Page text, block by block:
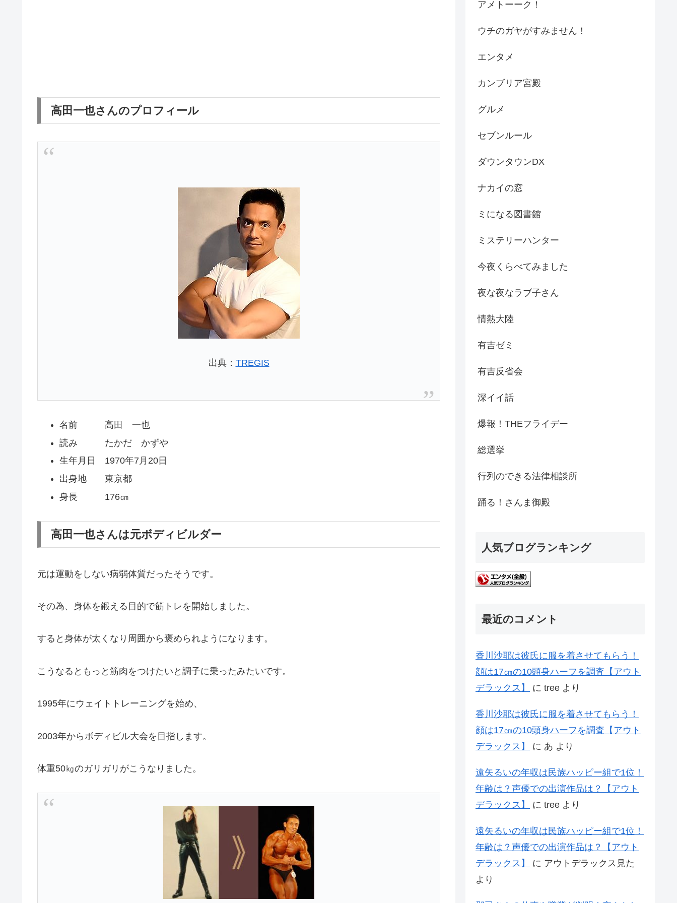
高田一也さんのプロフィール
出典： TREGIS
名前 高田 一也
読み たかだ かずや
生年月日 1970年7月20日
出身地 東京都
身長 176㎝
高田一也さんは元ボディビルダー
元は運動をしない病弱体質だったそうです。
その為、身体を鍛える目的で筋トレを開始しました。
すると身体が太くなり周囲から褒められようになります。
こうなるともっと筋肉をつけたいと調子に乗ったみたいです。
1995年にウェイトトレーニングを始め、
2003年からボディビル大会を目指します。
体重50㎏のガリガリがこうなりました。
アメトーーク！
ウチのガヤがすみません！
エンタメ
カンブリア宮殿
グルメ
セブンルール
ダウンタウンDX
ナカイの窓
ミになる図書館
ミステリーハンター
今夜くらべてみました
夜な夜なラブ子さん
情熱大陸
有吉ゼミ
有吉反省会
深イイ話
爆報！THEフライデー
総選挙
行列のできる法律相談所
踊る！さんま御殿
人気ブログランキング
最近のコメント
香川沙耶は彼氏に服を着させてもらう！
顔は17㎝の10頭身ハーフを調査【アウト
デラックス】
に tree より
香川沙耶は彼氏に服を着させてもらう！
顔は17㎝の10頭身ハーフを調査【アウト
デラックス】
に あ より
遠矢るいの年収は民族ハッピー組で1位！
年齢は？声優での出演作品は？【アウト
デラックス】
に tree より
遠矢るいの年収は民族ハッピー組で1位！
年齢は？声優での出演作品は？【アウト
デラックス】
に アウトデラックス見た
より